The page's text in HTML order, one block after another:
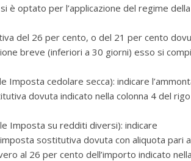
è optato per l’applicazione del regime della
del 26 per cento, o del 21 per cento
breve (inferiori a 30 giorni) esso si
Imposta cedolare secca): indicare
dovuta indicato nella colonna 4 del rigo
Imposta su redditi diversi): indicare
sostitutiva dovuta con aliquota pari
al 26 per cento dell’importo indicato nella